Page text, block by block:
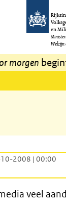
gaan
en
Welzijn
morgen
2008 | 00:00
veel